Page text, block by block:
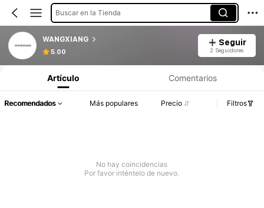
Buscar en la Tienda
WANGXIANG
5.00
Seguir
2 Seguidores
Artículo Comentarios
Recomendados Más populares Precio Filtros
No hay coincidencias
Por favor inténtelo de nuevo.